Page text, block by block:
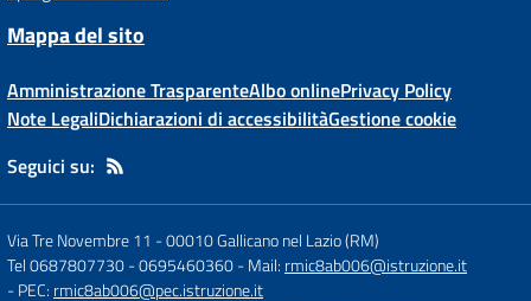
Mappa del sito
Amministrazione TrasparenteAlbo onlinePrivacy Policy
Note LegaliDichiarazioni di accessibilitàGestione cookie
Seguici su:
Via Tre Novembre 11 -00010 Gallicano nel Lazio (RM)
Tel 0687807730 - 0695460360- Mail: rmic8ab006@istruzione.it
- PEC: rmic8ab006@pec.istruzione.it